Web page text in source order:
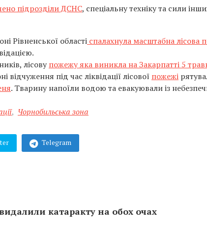
підрозділи ДСНС, спеціальну техніку та сили
Рівненської області спалахнула масштабна лісова
лісовупожежу яка виникла на Закарпатті 5
відчуження під час ліквідації лісової пожежі
. Тварину напоїли водою та евакуювали із
, Чорнобильська зона
Telegram
катаракту на обох очах